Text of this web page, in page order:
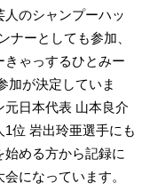
のシャンプーハッ
ナーとしても参加、
きゃっするひとみー
加が決定していま
日本代表 山本良介
位 岩出玲亜選手にも
める方から記録に
になっています。